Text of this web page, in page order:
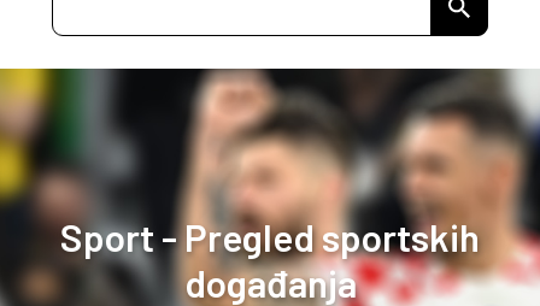
Sport - Pregled sportskih
događanja